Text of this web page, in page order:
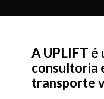
A UPLIFT é
consultoria
transporte